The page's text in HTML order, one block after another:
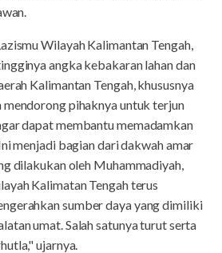
Wilayah Kalimantan Tengah,
angka kebakaran lahan dan
Kalimantan Tengah, khususnya
mendorong pihaknya untuk terjun
dapat membantu memadamkan
menjadi bagian dari dakwah amar
dilakukan oleh Muhammadiyah,
Kalimatan Tengah terus
sumber daya yang dimiliki
umat. Salah satunya turut serta
ujarnya.